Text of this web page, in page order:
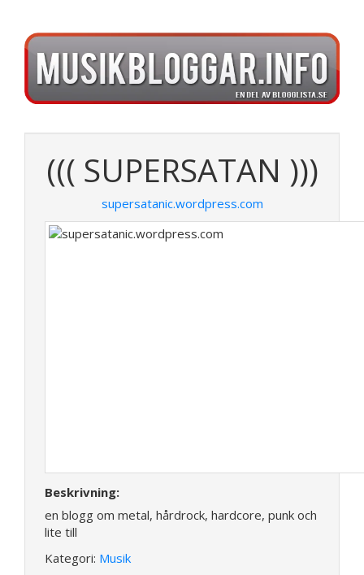
((( SUPERSATAN )))
supersatanic.wordpress.com
Beskrivning:
en blogg om metal, hårdrock, hardcore, punk och
lite till
Kategori: Musik